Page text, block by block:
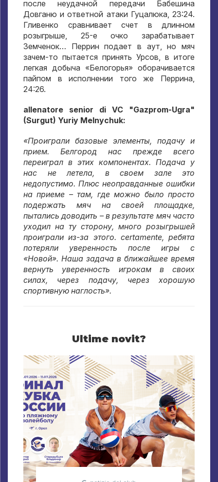
после неудачной передачи Бабешина
Довганю и ответной атаки Гуцалюка , 23:24.
Гливенко сравнивает счет в длинном
розыгрыше , 25-е очко зарабатывает
Земченок… Перрин подает в аут ,но мяч
зачем-то пытается принять Урсов
в итоге
легкая добыча «Белогорья» оборачивается
пайпом в исполнении того же Перрина
24:26.
allenatore senior di VC "Gazprom-Ugra"
(Surgut) Yuriy Melnychuk:
«Проиграли базовые элементы, подачу и
прием. Белгород нас прежде всего
переиграл в этих компонентах. Подача у
нас не летела, в своем зале это
недопустимо. Плюс неоправданные ошибки
на приеме – там, где можно было просто
подержать мяч на своей площадке,
пытались доводить – в результате мяч часто
уходил на ту сторону, много розыгрышей
проиграли из-за этого. certamente, ребята
потеряли уверенность после игры с
«Новой». Наша задача в ближайшее время
вернуть уверенность игрокам в своих
силах, через подачу, через хорошую
спортивную наглость».
Ultime novit?